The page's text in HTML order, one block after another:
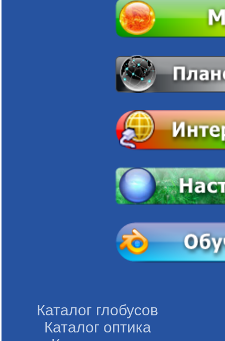
Каталог глобусов
Каталог оптика